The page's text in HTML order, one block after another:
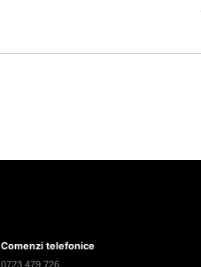
Comenzi telefonice
0723 479 726